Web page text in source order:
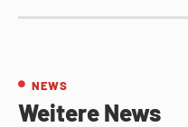
NEWS
Weitere News